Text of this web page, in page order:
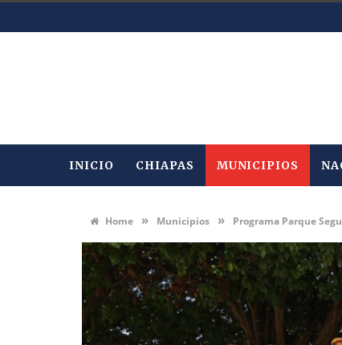
INICIO CHIAPAS MUNICIPIOS
Home » Municipios » Programa Parque